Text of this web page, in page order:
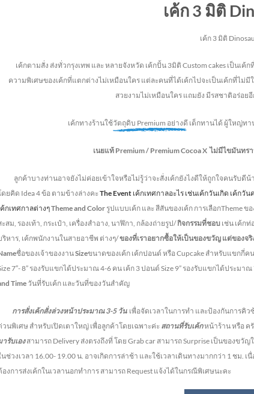
เค้ก 3 มิติ
เค้ก 3 มิติ
เค้กตามสั่ง ส่งทั่วกรุงเทพ และ หลายจังหวัด เค้กปั้น 3มิติ Custom cakes เป็นเ
ความพิเศษของเค้กที่แตกต่างไม่เหมือนใคร แต่ละคนที่ได้เค้กไปจะเป็นเค้กที่ไ
สวยงามไม่เหมือนใคร แถมยัง มีรสชาติอร่อย
เค้กทางร้านใช้วัตถุดิบ Premium อย่างดี เด็กทานได้ ผู้ใหญ่ท
เนยแท้ Premium / Premium CocoaX ไม่มีไขมันทร
ลูกค้าบางท่านอาจยังไม่ค่อยเข้าใจหรือไม่รู้ว่าจะสั่งเค้กยังไงดีให้ถูกใจคนรับดี
ดยคิด Idea 4 ข้อ ตามข้างล่างคะ The Event เค้กเทศกาลอะไร เช่นเค้กวันเกิด เค้ก
ค้กเทศกาลต่างๆTheme and Color รูปแบบเค้ก และ สีสันของเค้ก การเลือกTheme ข
ะสม, รองเท้า, กระเป๋า, เครื่องสำอาง, นาฬิกา, กล้องถ่ายรูป/กิจกรรมที่ชอบ เช่น เค้กท่
ริหาร, เค้กพนักงานในสายอาชีพ ต่างๆ/ของที่เราอยากซื้อให้เป็นของขวัญ แต่ของจริ
ชื่อของเจ้าของงานSizeขนาดของเค้ก เค้กปอนด์ หรือ Cupcake สำหรับแขกกี่คน
7″- 8” รองรับแขกได้ประมาณ 4-6 คน เค้ก 3 ปอนด์ Size 9” รองรับแขกได้ประมา
Timeวันที่รับเค้ก และวันที่ของวันสำคัญ
การสั่งเค้กสั่งล่วงหน้าประมาณ3-5 วัน เพื่อจัดเวลาในการทำ และป้องกันการคิว
วนพิเศษ สำหรับเปิดเตาใหญ่ เพื่อลูกค้าโดยเฉพาะค่ะ สถานที่รับเค้กหน้าร้าน หรือ ค
ารับเองสามารถ Delivery ส่งตรงถึงที่ โดย Grab car สามารถ Surprise เป็นของขวั
นช่วงเวลา 16.00- 19.00 น. อาจเกิดการล่าช้า และใช้เวลาเดินทางมากกว่า 1 ชม. เ
องการส่งเค้กในเวลานอกทำการ สามารถ Request แจ้งได้ในกรณีพิเศษนะคะ